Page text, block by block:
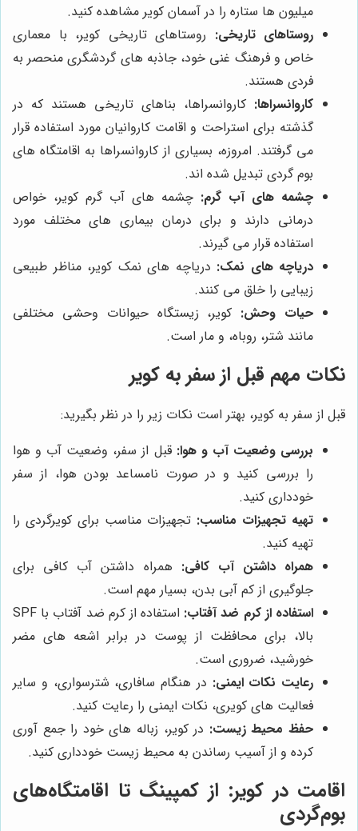
میلیون ها ستاره را در آسمان کویر مشاهده کنید.
روستاهای تاریخی: روستاهای تاریخی کویر، با معماری
خاص و فرهنگ غنی خود، جاذبه های گردشگری منحصر به
فردی هستند.
کاروانسراها: کاروانسراها، بناهای تاریخی هستند که در
گذشته برای استراحت و اقامت کاروانیان مورد استفاده قرار
می گرفتند. امروزه، بسیاری از کاروانسراها به اقامتگاه های
بوم گردی تبدیل شده اند.
چشمه های آب گرم: چشمه های آب گرم کویر، خواص
درمانی دارند و برای درمان بیماری های مختلف مورد
استفاده قرار می گیرند.
دریاچه های نمک: دریاچه های نمک کویر، مناظر طبیعی
زیبایی را خلق می کنند.
حیات وحش: کویر، زیستگاه حیوانات وحشی مختلفی
مانند شتر، روباه، و مار است.
نکات مهم قبل از سفر به کویر
قبل از سفر به کویر، بهتر است نکات زیر را در نظر بگیرید:
بررسی وضعیت آب و هوا: قبل از سفر، وضعیت آب و هوا
را بررسی کنید و در صورت نامساعد بودن هوا، از سفر
خودداری کنید.
تهیه تجهیزات مناسب: تجهیزات مناسب برای کویرگردی را
تهیه کنید.
همراه داشتن آب کافی: همراه داشتن آب کافی برای
جلوگیری از کم آبی بدن، بسیار مهم است.
استفاده از کرم ضد آفتاب:
استفاده از کرم ضد آفتاب با SPF
بالا، برای محافظت از پوست در برابر اشعه های مضر
خورشید، ضروری است.
رعایت نکات ایمنی: در هنگام سافاری، شترسواری، و سایر
فعالیت های کویری، نکات ایمنی را رعایت کنید.
حفظ محیط زیست: در کویر، زباله های خود را جمع آوری
کرده و از آسیب رساندن به محیط زیست خودداری کنید.
اقامت در کویر: از کمپینگ تا اقامتگاه‌های
بوم‌گردی